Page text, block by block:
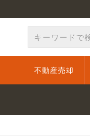
不動産売却